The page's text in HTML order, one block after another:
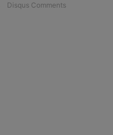
Disqus Comments